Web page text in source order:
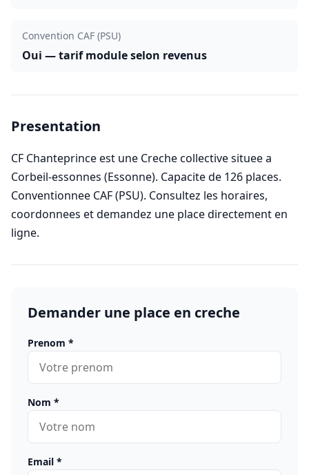
Convention CAF (PSU)
Oui — tarif module selon revenus
Presentation
CF Chanteprince est une Creche collective situee a
Corbeil-essonnes (Essonne). Capacite de 126 places.
Conventionnee CAF (PSU). Consultez les horaires,
coordonnees et demandez une place directement en
ligne.
Demander une place en creche
Prenom *
Nom *
Email *